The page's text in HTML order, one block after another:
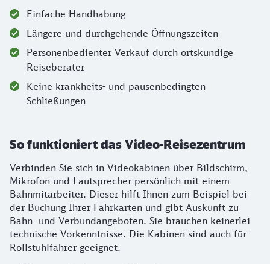
Einfache Handhabung
Längere und durchgehende Öffnungszeiten
Personenbedienter Verkauf durch ortskundige
Reiseberater
Keine krankheits- und pausenbedingten
Schließungen
So funktioniert das Video-Reisezentrum
Verbinden Sie sich in Videokabinen über Bildschirm,
Mikrofon und Lautsprecher persönlich mit einem
Bahnmitarbeiter. Dieser hilft Ihnen zum Beispiel bei
der Buchung Ihrer Fahrkarten und gibt Auskunft zu
Bahn- und Verbundangeboten. Sie brauchen keinerlei
technische Vorkenntnisse. Die Kabinen sind auch für
Rollstuhlfahrer geeignet.